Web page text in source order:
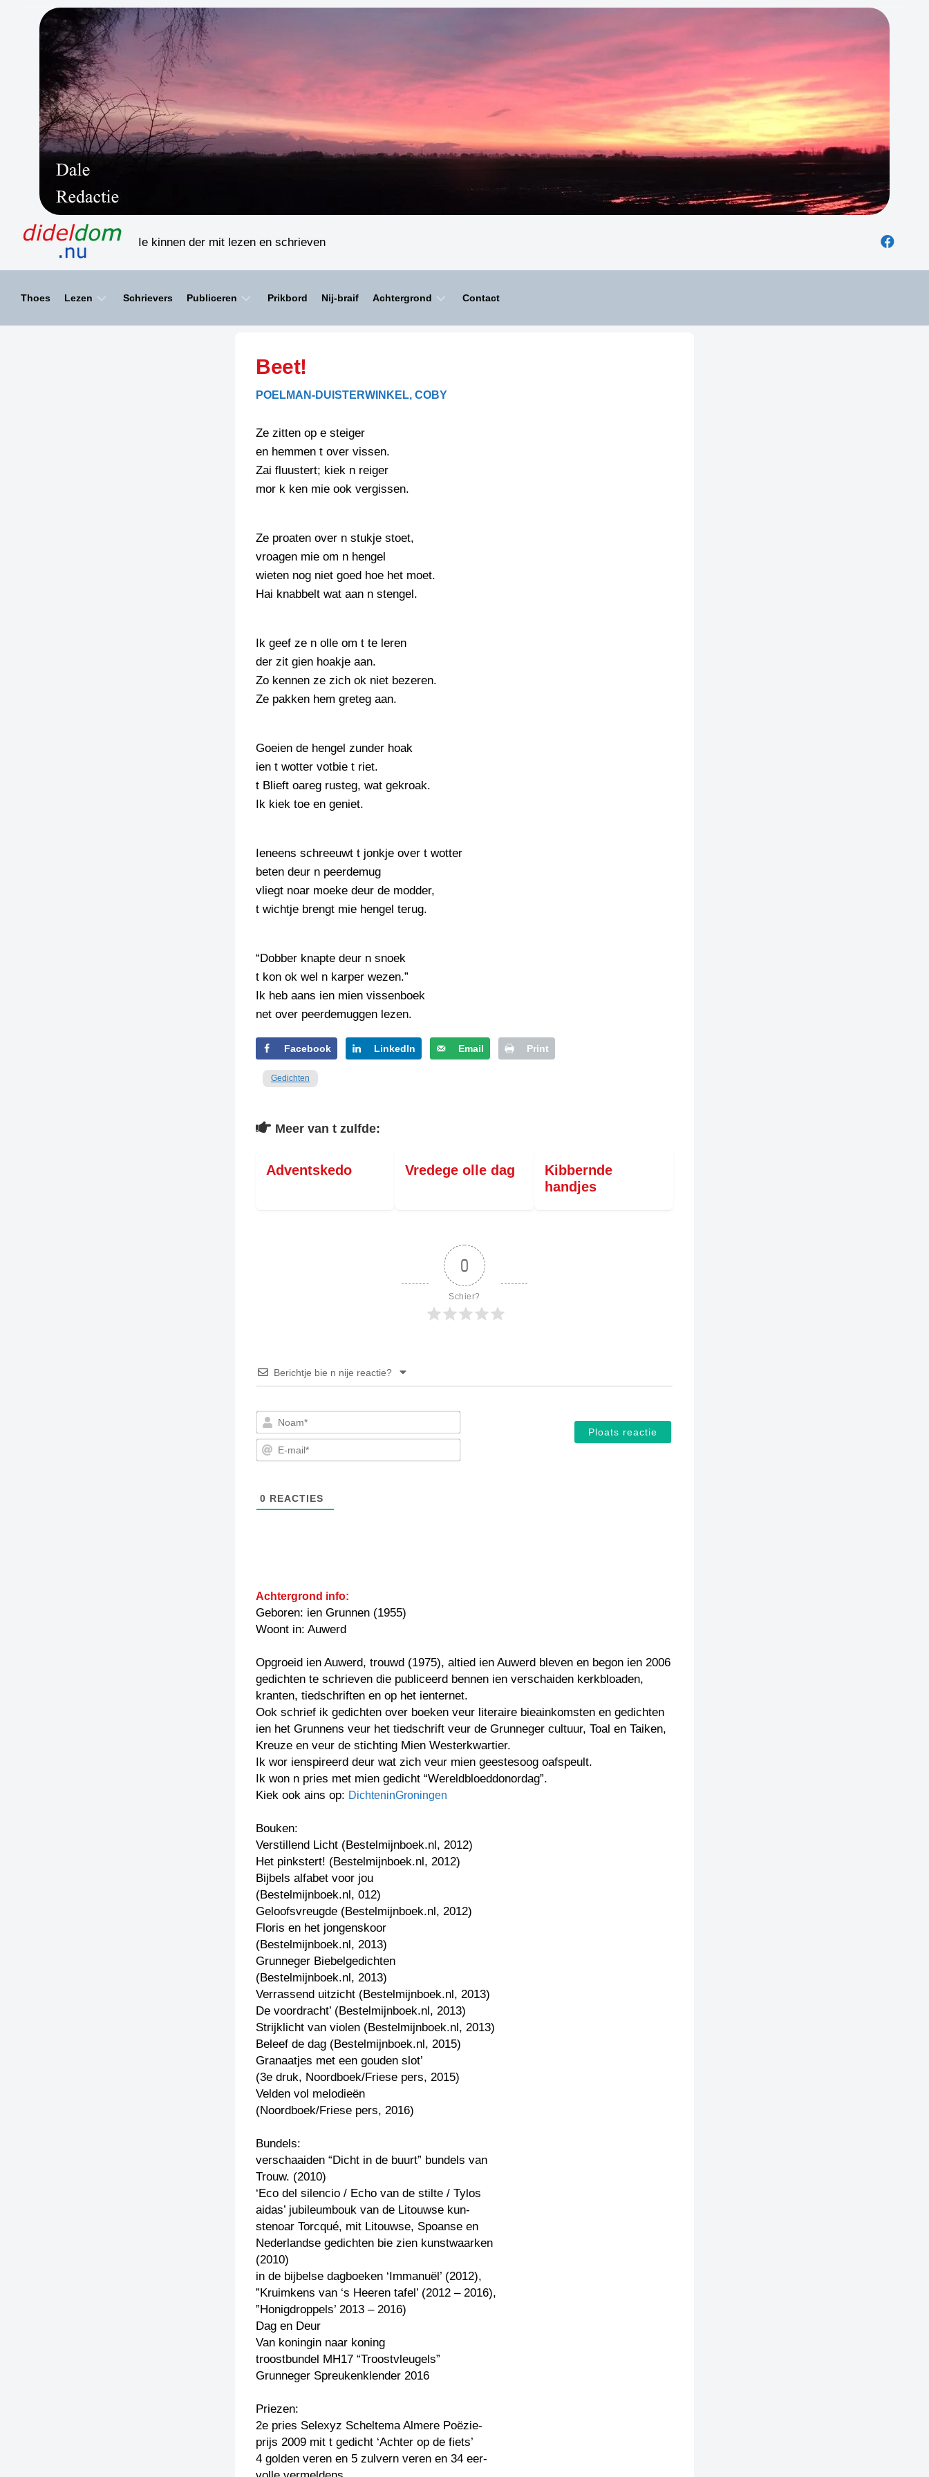
Ie kinnen der mit lezen en schrieven
Thoes Lezen
HAIKU’S
LIMERICKS
SCHRIEFWEDSTRIED
FLYER
PERSBERICHT
SCHRIEFWEDSTRIED
FLYER
INZENDENS
JURYRAPPORT
FOTO’S
SCHRIEFWEDSTRIED
SCHRIEFWEDSTRIED
2026
TIEDSCHRIFT
KREUZE
TENEEL
BIENOAMEN
LEGENDEN
RECEPTEN
SPREUKEN
Schrievers Publiceren
SPELLENSCONTROLE
SCHRIEFREGELS
Prikbord Nij-braif Achtergrond
JOEN
Contact
Beet!
POELMAN-DUISTERWINKEL, COBY
Ze zitten op e steiger
en hemmen t over vissen.
Zai fluustert; kiek n reiger
mor k ken mie ook vergissen.
Ze proaten over n stukje stoet,
vroagen mie om n hengel
wieten nog niet goed hoe het moet.
Hai knabbelt wat aan n stengel.
Ik geef ze n olle om t te leren
der zit gien hoakje aan.
Zo kennen ze zich ok niet bezeren.
Ze pakken hem greteg aan.
Goeien de hengel zunder hoak
ien t wotter votbie t riet.
t Blieft oareg rusteg, wat gekroak.
Ik kiek toe en geniet.
Ieneens schreeuwt t jonkje over t wotter
beten deur n peerdemug
vliegt noar moeke deur de modder,
t wichtje brengt mie hengel terug.
“Dobber knapte deur n snoek
t kon ok wel n karper wezen.”
Ik heb aans ien mien vissenboek
net over peerdemuggen lezen.
Facebook LinkedIn Email Print
Gedichten
Meer van t zulfde:
Adventskedo Vredege olle dag
Kibbernde
handjes
0
Schier?
Berichtje bie n nije reactie?
Noam*
E-
0 REACTIES
Achtergrond info:
Geboren: ien Grunnen (1955)
Woont in: Auwerd
Opgroeid ien Auwerd, trouwd (1975), altied ien Auwerd bleven en begon ien 2006
gedichten te schrieven die publiceerd bennen ien verschaiden kerkbloaden,
kranten, tiedschriften en op het ienternet.
Ook schrief ik gedichten over boeken veur literaire bieainkomsten en gedichten
ien het Grunnens veur het tiedschrift veur de Grunneger cultuur, Toal en Taiken,
Kreuze en veur de stichting Mien Westerkwartier.
Ik wor ienspireerd deur wat zich veur mien geestesoog oafspeult.
Ik won n pries met mien gedicht “Wereldbloeddonordag”.
Kiek ook ains op: DichteninGroningen
Bouken:
Verstillend Licht (Bestelmijnboek.nl, 2012)
Het pinkstert! (Bestelmijnboek.nl, 2012)
Bijbels alfabet voor jou
(Bestelmijnboek.nl, 012)
Geloofsvreugde (Bestelmijnboek.nl, 2012)
Floris en het jongenskoor
(Bestelmijnboek.nl, 2013)
Grunneger Biebelgedichten
(Bestelmijnboek.nl, 2013)
Verrassend uitzicht (Bestelmijnboek.nl, 2013)
De voordracht’ (Bestelmijnboek.nl, 2013)
Strijklicht van violen (Bestelmijnboek.nl, 2013)
Beleef de dag (Bestelmijnboek.nl, 2015)
Granaatjes met een gouden slot’
(3e druk, Noordboek/Friese pers, 2015)
Velden vol melodieën
(Noordboek/Friese pers, 2016)
Bundels:
verschaaiden “Dicht in de buurt” bundels van
Trouw. (2010)
‘Eco del silencio / Echo van de stilte / Tylos
aidas’ jubileumbouk van de Litouwse kun-
stenoar Torcqué, mit Litouwse, Spoanse en
Nederlandse gedichten bie zien kunstwaarken
(2010)
in de bijbelse dagboeken ‘Immanuël’ (2012),
”Kruimkens van ‘s Heeren tafel’ (2012 – 2016),
”Honigdroppels’ 2013 – 2016)
Dag en Deur
Van koningin naar koning
troostbundel MH17 “Troostvleugels”
Grunneger Spreukenklender 2016
Priezen:
2e pries Selexyz Scheltema Almere Poëzie-
prijs 2009 mit t gedicht ‘Achter op de fiets’
4 golden veren en 5 zulvern veren en 34 eer-